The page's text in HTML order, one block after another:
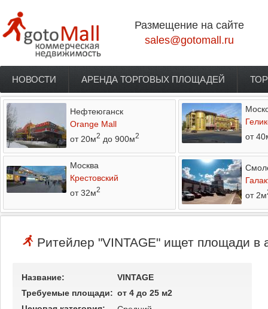
Размещение на сайте
sales@gotomall.ru
Главное меню
НОВОСТИ АРЕНДА ТОРГОВЫХ ПЛОЩАДЕЙ
Нефтеюганск
Orange Mall
от 20м2 до 900м2
от
Москва
Крестовский
от 32м2
от 2м
Ритейлер "VINTAGE" ищет площади в
Название:
VINTAGE
Требуемые площади: от 4 до 25 м2